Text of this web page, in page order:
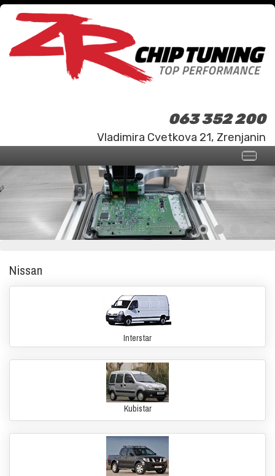
063 352 200
Vladimira Cvetkova 21, Zrenjanin
Nissan
Interstar
Kubistar